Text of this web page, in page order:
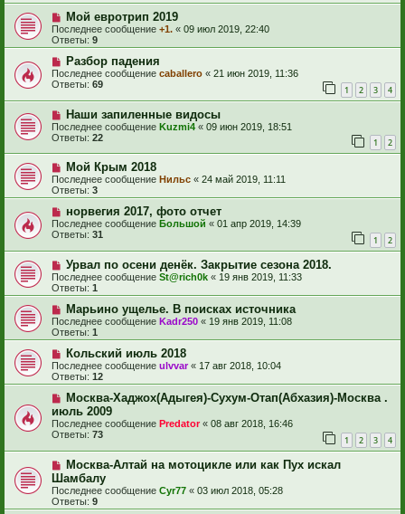
Мой евротрип 2019
Последнее сообщение +1. « 09 июл 2019, 22:40
Ответы: 9
Разбор падения
Последнее сообщение caballero « 21 июн 2019, 11:36
Ответы: 69 1 2 3 4
Наши запиленные видосы
Последнее сообщение Kuzmi4 « 09 июн 2019, 18:51
Ответы: 22 1 2
Мой Крым 2018
Последнее сообщение Нильс « 24 май 2019, 11:11
Ответы: 3
норвегия 2017, фото отчет
Последнее сообщение Большой « 01 апр 2019, 14:39
Ответы: 31 1 2
Урвал по осени денёк. Закрытие сезона 2018.
Последнее сообщение St@rich0k « 19 янв 2019, 11:33
Ответы: 1
Марьино ущелье. В поисках источника
Последнее сообщение Kadr250 « 19 янв 2019, 11:08
Ответы: 1
Кольский июль 2018
Последнее сообщение ulvvar« 17 авг 2018, 10:04
Ответы: 12
Москва-Хаджох(Адыгея)-Сухум-Отап(Абхазия)-Москва .
июль 2009
Последнее сообщение Predator« 08 авг 2018, 16:46
Ответы: 73 1 2 3 4
Москва-Алтай на мотоцикле или как Пух искал
Шамбалу
Последнее сообщение Cyr77 « 03 июл 2018, 05:28
Ответы: 9